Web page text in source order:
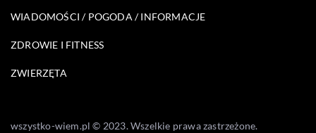
WIADOMOŚCI / POGODA / INFORMACJE
ZDROWIE I FITNESS
ZWIERZĘTA
wszystko-wiem.pl © 2023. Wszelkie prawa zastrzeżone.